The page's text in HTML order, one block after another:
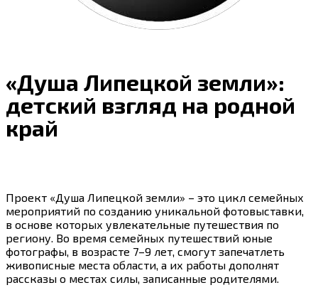
«Душа Липецкой земли»:
детский взгляд на родной
край
Проект «Душа Липецкой земли» – это цикл семейных
мероприятий по созданию уникальной фотовыставки,
в основе которых увлекательные путешествия по
региону. Во время семейных путешествий юные
фотографы, в возрасте 7–9 лет, смогут запечатлеть
живописные места области, а их работы дополнят
рассказы о местах силы, записанные родителями.